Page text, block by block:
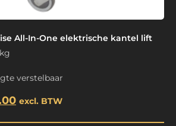
All-In-One elektrische kantel lift
verstelbaar
excl. BTW